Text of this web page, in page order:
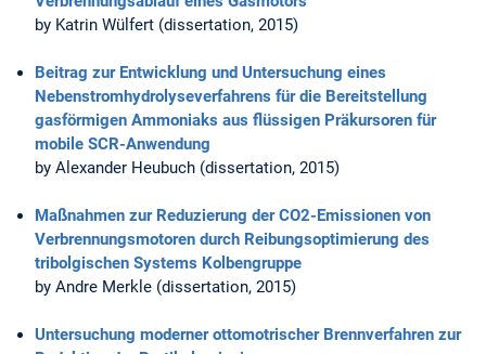
by Katrin Wülfert (dissertation, 2015)
Beitrag zur Entwicklung und Untersuchung eines
Nebenstromhydrolyseverfahrens für die Bereitstellung
gasförmigen Ammoniaks aus flüssigen Präkursoren für
mobile SCR-Anwendung
by Alexander Heubuch (dissertation, 2015)
Maßnahmen zur Reduzierung der CO2-Emissionen von
Verbrennungsmotoren durch Reibungsoptimierung des
tribolgischen Systems Kolbengruppe
by Andre Merkle (dissertation, 2015)
Untersuchung moderner ottomotrischer Brennverfahren zur